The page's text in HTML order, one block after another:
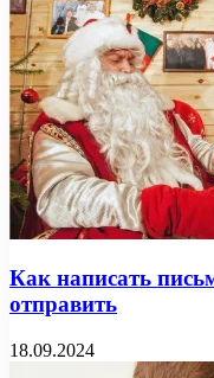
Как написать
отправить
18.09.2024